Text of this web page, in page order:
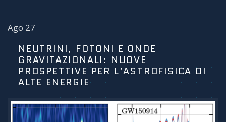
Ago 27
NEUTRINI, FOTONI E ONDE
GRAVITAZIONALI: NUOVE
PROSPETTIVE PER L’ASTROFISICA DI
ALTE ENERGIE